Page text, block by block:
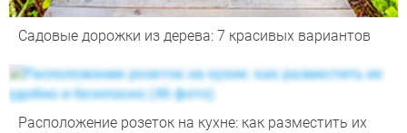
Садовые дорожки из дерева: 7 красивых вариантов
Расположение розеток на кухне: как разместить их